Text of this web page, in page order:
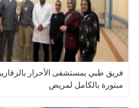
فريق طبي بمستشفى الأحرار
مبتورة بالكامل لمريض